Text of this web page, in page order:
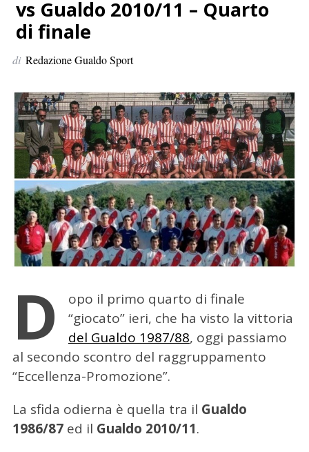
e
r
:
vs Gualdo 2010/11 – Quarto
di finale
di Redazione Gualdo Sport
D
opo il primo quarto di finale
“giocato” ieri, che ha visto la vittoria
del Gualdo 1987/88, oggi passiamo
al secondo scontro del raggruppamento
“Eccellenza-Promozione”.
La sfida odierna è quella tra il Gualdo
1986/87ed il Gualdo 2010/11.